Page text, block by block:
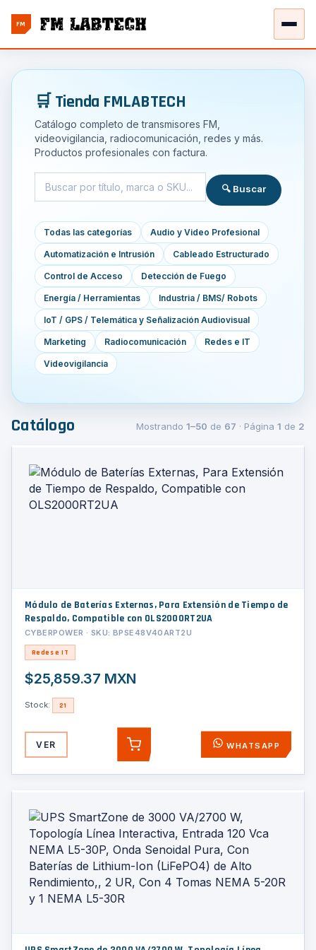
FM
🛒 Tienda FMLABTECH
Catálogo completo de transmisores FM,
videovigilancia, radiocomunicación, redes y más.
Productos profesionales con factura.
🔍 Buscar
Todas las categorías Audio y Video Profesional
Automatización e Intrusión Cableado Estructurado
Control de Acceso Detección de Fuego
Energía / Herramientas Industria / BMS/ Robots
IoT / GPS / Telemática y Señalización Audiovisual
Marketing Radiocomunicación Redes e IT
Videovigilancia
Catálogo Mostrando 1–50 de 67 · Página 1 de 2
Módulo de Baterías Externas, Para Extensión de Tiempo de
Respaldo, Compatible con OLS2000RT2UA
CYBERPOWER · SKU: BPSE48V40ART2U
Redes e IT
$25,859.37 MXN
Stock: 21
VER AGREGAR WHATSAPP